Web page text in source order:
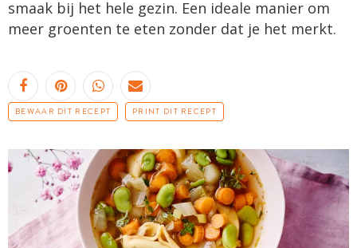
smaak bij het hele gezin. Een ideale manier om
meer groenten te eten zonder dat je het merkt.
BEWAAR DIT RECEPT PRINT DIT RECEPT